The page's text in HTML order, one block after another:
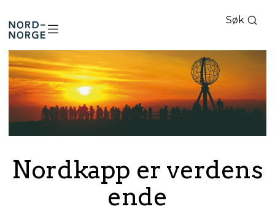
Nord-
Norge
Søk
Nordkapp er verdens
ende